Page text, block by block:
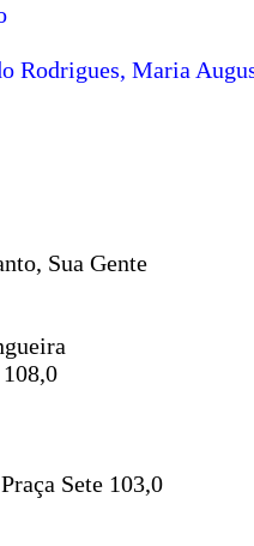
Rodrigues, Maria
Sua Gente
Sete 103,0